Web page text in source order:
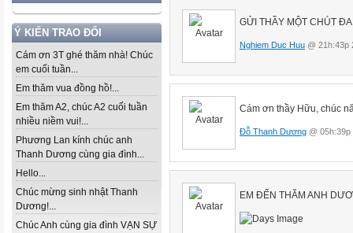
Ý KIẾN TRAO ĐỔI
Cám ơn 3T ghé thăm nhà! Chúc
em cuối tuần...
Em thăm vua đồng hồ!...
Em thăm A2, chúc A2 cuối tuần
nhiều niềm vui!...
Phương Lan kính chúc anh
Thanh Dương cùng gia đình...
Hello...
Chúc mừng sinh nhật Thanh
Dương!...
Chúc Anh cùng gia đình VẠN SỰ
GỬI THẦY MỘT CHÚT
Nghiem Duc Huu @ 21h:43p
Cám ơn thầy Hữu, chúc
Đỗ Thanh Dương @ 05h:39p
EM ĐẾN THĂM ANH